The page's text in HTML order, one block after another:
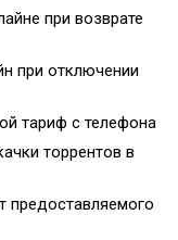
при возврате
при отключении
тариф с телефона
торрентов в
предоставляемого